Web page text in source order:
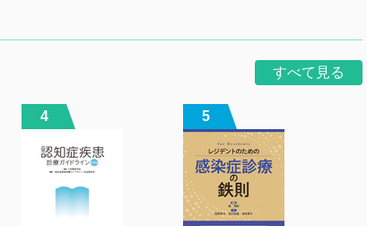
すべて見る
4 5